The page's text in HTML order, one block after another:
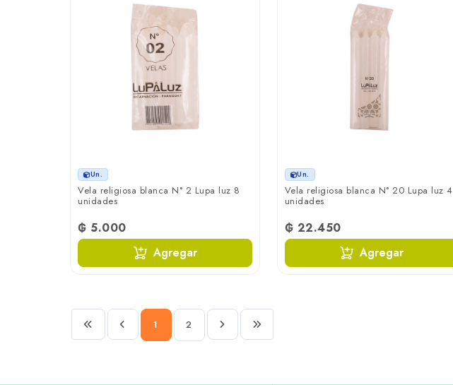
Un.
Vela religiosa blanca N° 2 Lupa luz 8
unidades
₲ 5.000
Agregar
Un.
Vela religiosa blanca N° 20 Lupa luz 4
unidades
₲ 22.450
Agregar
1 2